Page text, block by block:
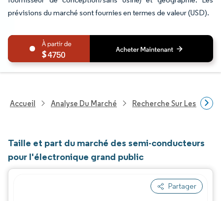
prévisions du marché sont fournies en termes de valeur (USD).
4750
Accueil Analyse Du Marché Recherche Sur Les
Taille et part du marché des semi-conducteurs
pour l'électronique grand public
Partager